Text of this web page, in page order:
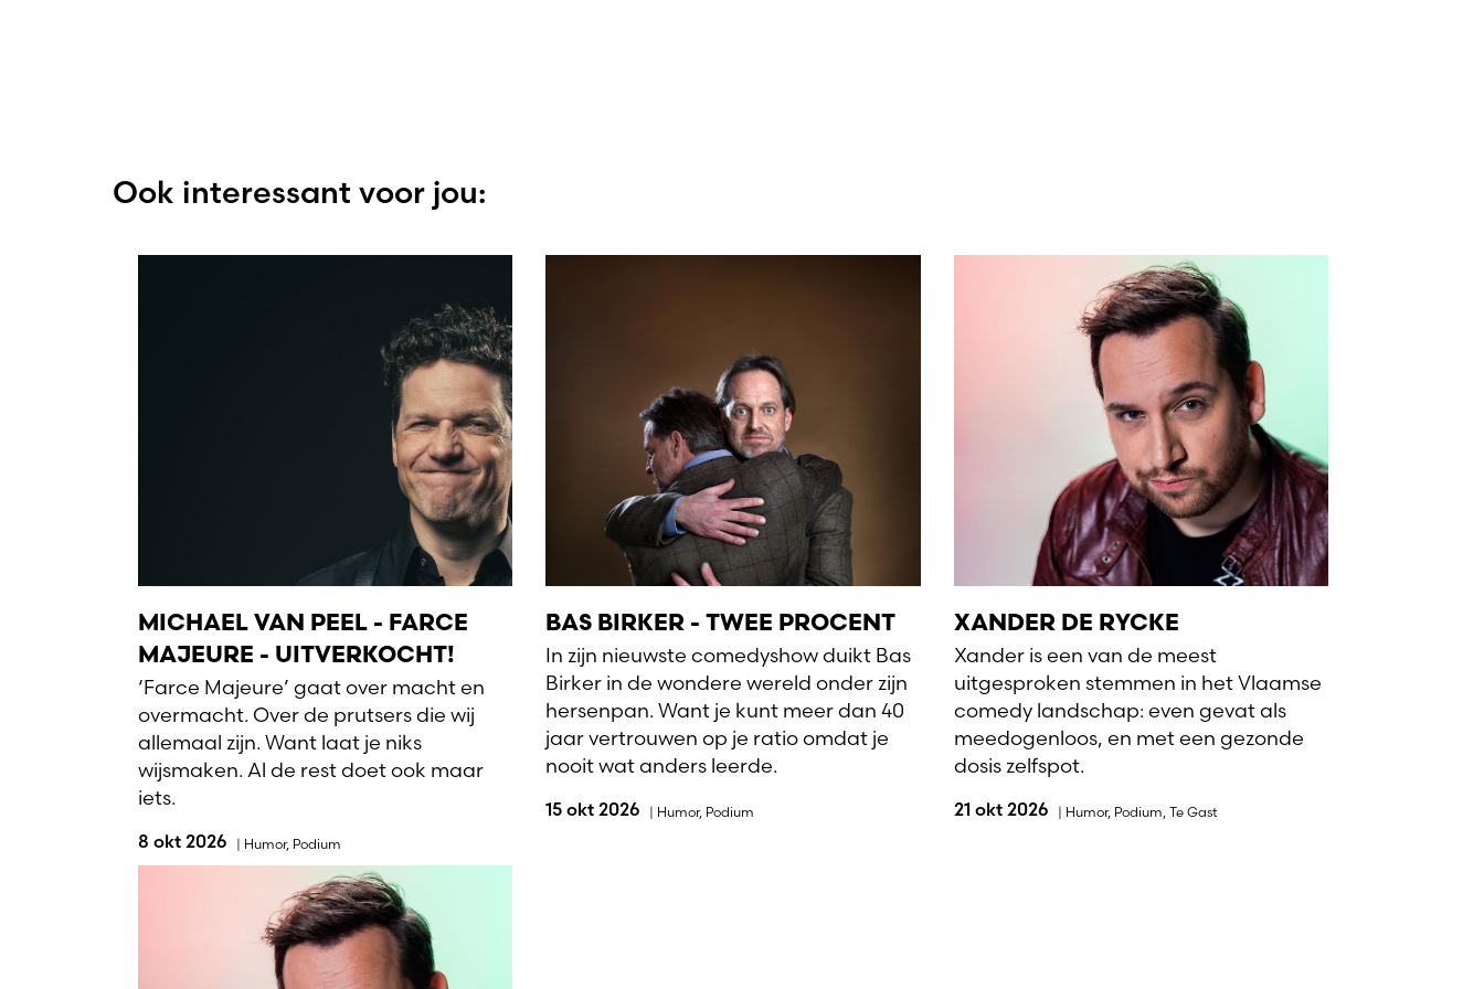
Ook interessant voor jou:
MICHAEL VAN PEEL - FARCE
MAJEURE - UITVERKOCHT!
‘Farce Majeure’ gaat over macht en
overmacht. Over de prutsers die wij
allemaal zijn. Want laat je niks
wijsmaken. Al de rest doet ook maar
iets.
8 okt 2026 | Humor, Podium
BAS BIRKER - TWEE PROCENT
In zijn nieuwste comedyshow duikt Bas
Birker in de wondere wereld onder zijn
hersenpan. Want je kunt meer dan 40
jaar vertrouwen op je ratio omdat je
nooit wat anders leerde.
15 okt 2026 | Humor, Podium
XANDER DE RYCKE
Xander is een van de meest
uitgesproken stemmen in het Vlaamse
comedy landschap: even gevat als
meedogenloos, en met een gezonde
dosis zelfspot.
21 okt 2026 | Humor, Podium Te Gast